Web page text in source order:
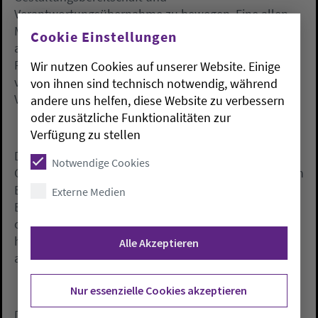
Verantwortungsübernahme zu bewegen. Eine allen
Menschen zugängliche Bildung, die nicht
ausschließlich als Bündel an Kompetenzen und
Fertigkeiten zur individuellen Lebensbewältigung
verstanden wird, spielt dabei nach protestantischem
Verständnis eine entscheidende Rolle, so Gläser.
Das Podiumsgespräch fand im Anschluss an einen
Gottesdienst statt, in dem Pfarrerin Brigitte Gläser von
Bischof Jan Janssen als Leiterin der Akademie und
Beauftragte für Mission und Ökumene in der
oldenburgischen Kirche eingeführt wurde. Ihre Arbeit
hatte die 54-Jährige bereits zum 1. September
aufgenommen.
Cookie Einstellungen
Wir nutzen Cookies auf unserer Website. Einige
von ihnen sind technisch notwendig, während
andere uns helfen, diese Website zu verbessern
oder zusätzliche Funktionalitäten zur
Verfügung zu stellen
Notwendige Cookies
Externe Medien
Alle Akzeptieren
Nur essenzielle Cookies akzeptieren